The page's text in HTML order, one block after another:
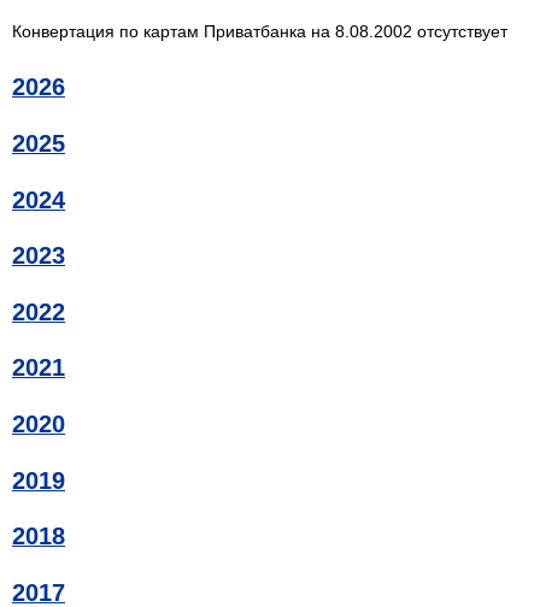
Конвертация по картам Приватбанка на 8.08.2002 отсутствует
2026
2025
2024
2023
2022
2021
2020
2019
2018
2017